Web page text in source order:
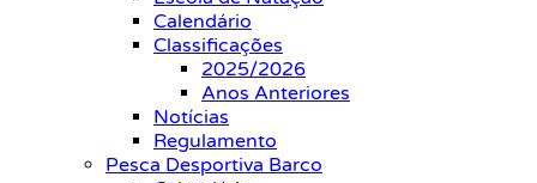
Calendário
Classificações
2025/2026
Anos Anteriores
Notícias
Regulamento
Pesca Desportiva Barco